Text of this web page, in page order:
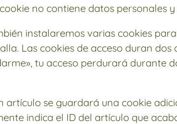
no contiene datos personales
instalaremos varias cookies
Las cookies de acceso duran
tu acceso perdurará durante
artículo se guardará una cookie
indica el ID del artículo que